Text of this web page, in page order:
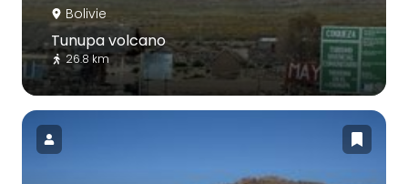
Bolivie
Tunupa volcano
26.8 km